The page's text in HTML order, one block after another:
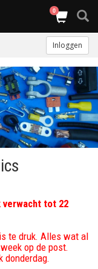
0
Inloggen
tot 22
te druk. Alles wat al
op de post.